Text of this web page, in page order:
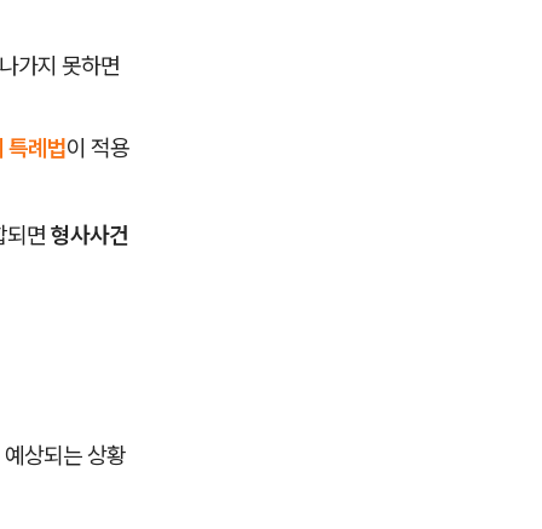
가지 못하면
특례법이 적용
되면 형사사건
상되는 상황